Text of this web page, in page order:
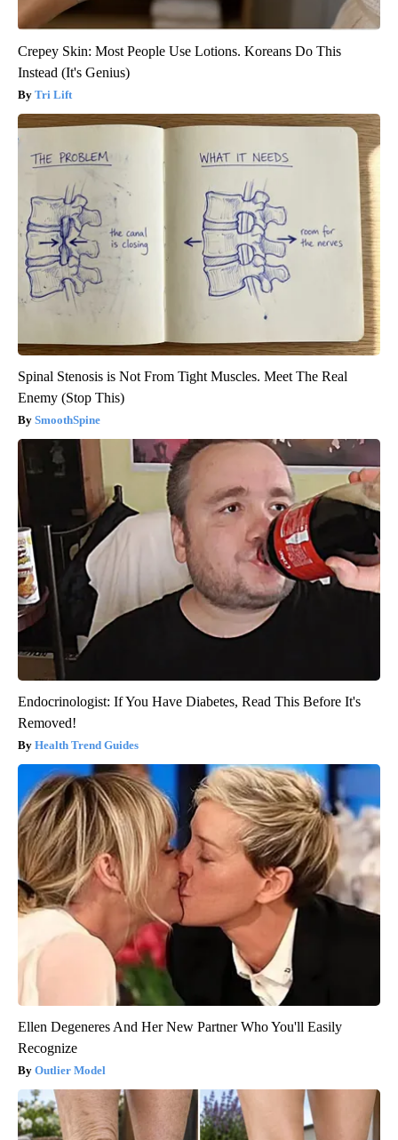
Crepey Skin: Most People Use Lotions. Koreans Do This
Instead (It's Genius)
Tri Lift
Spinal Stenosis is Not From Tight Muscles. Meet The Real
Enemy (Stop This)
SmoothSpine
Endocrinologist: If You Have Diabetes, Read This Before It's
Removed!
Health Trend Guides
Ellen Degeneres And Her New Partner Who You'll Easily
Recognize
Outlier Model